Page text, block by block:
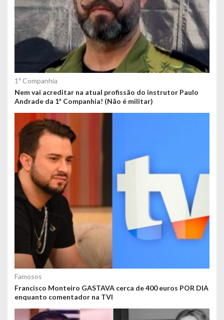
1ª Companhia
Nem vai acreditar na atual profissão do instrutor Paulo
Andrade da 1ª Companhia! (Não é militar)
Famosos
Francisco Monteiro GASTAVA cerca de 400 euros POR DIA
enquanto comentador na TVI